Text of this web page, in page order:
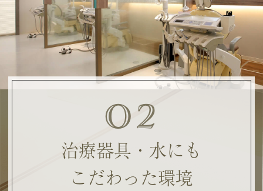
察いたします。
休暇明けは大変混みあい
予約が取りにくい状況になりますので
気になる症状がある方は
早めのご予約をお勧めしております。
どうぞ宜しくお願い致します。
https://reservation.stransa.co.jp/
02
治療器具・水にも
こだわった環境